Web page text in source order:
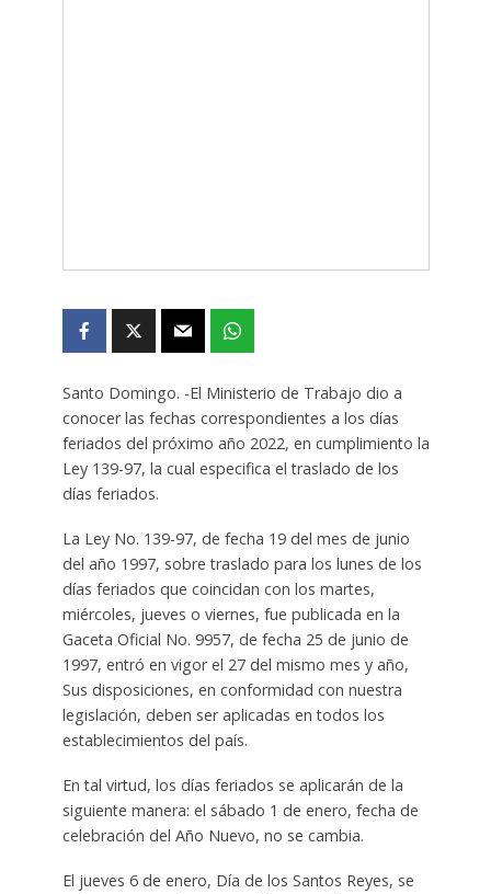
Santo Domingo. -El Ministerio de Trabajo dio a
conocer las fechas correspondientes a los días
feriados del próximo año 2022, en cumplimiento la
Ley 139-97, la cual especifica el traslado de los
días feriados.
La Ley No. 139-97, de fecha 19 del mes de junio
del año 1997, sobre traslado para los lunes de los
días feriados que coincidan con los martes,
miércoles, jueves o viernes, fue publicada en la
Gaceta Oficial No. 9957, de fecha 25 de junio de
1997, entró en vigor el 27 del mismo mes y año,
Sus disposiciones, en conformidad con nuestra
legislación, deben ser aplicadas en todos los
establecimientos del país.
En tal virtud, los días feriados se aplicarán de la
siguiente manera: el sábado 1 de enero, fecha de
celebración del Año Nuevo, no se cambia.
El jueves 6 de enero, Día de los Santos Reyes, se